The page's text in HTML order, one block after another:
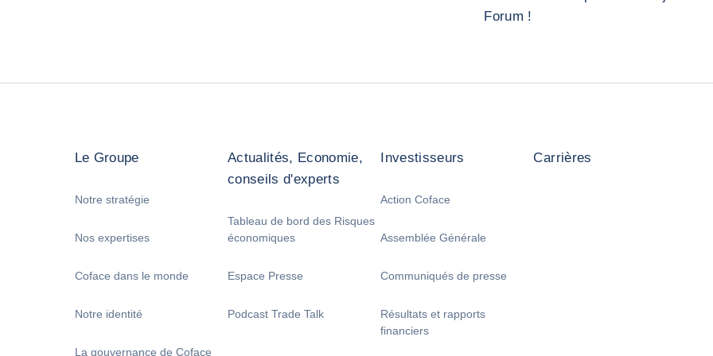
Forum !
Le Groupe
Notre stratégie
Nos expertises
Coface dans le monde
Notre identité
La gouvernance de Coface
Actualités, Economie,
conseils d'experts
Tableau de bord des Risques
économiques
Espace Presse
Podcast Trade Talk
Investisseurs
Action Coface
Assemblée Générale
Communiqués de presse
Résultats et rapports
financiers
Carrières